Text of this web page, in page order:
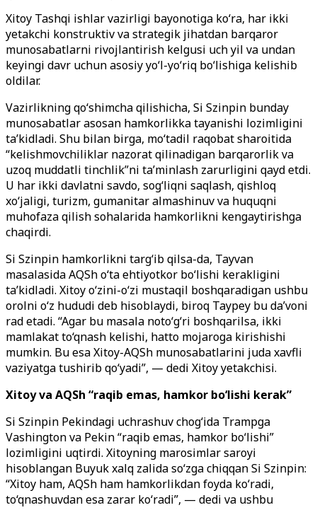
Xitoy Tashqi ishlar vazirligi bayonotiga ko‘ra, har ikki
yetakchi konstruktiv va strategik jihatdan barqaror
munosabatlarni rivojlantirish kelgusi uch yil va undan
keyingi davr uchun asosiy yo‘l-yo‘riq bo‘lishiga kelishib
oldilar.
Vazirlikning qo‘shimcha qilishicha, Si Szinpin bunday
munosabatlar asosan hamkorlikka tayanishi lozimligini
ta’kidladi. Shu bilan birga, mo‘tadil raqobat sharoitida
“kelishmovchiliklar nazorat qilinadigan barqarorlik va
uzoq muddatli tinchlik”ni ta’minlash zarurligini qayd etdi.
U har ikki davlatni savdo, sog‘liqni saqlash, qishloq
xo‘jaligi, turizm, gumanitar almashinuv va huquqni
muhofaza qilish sohalarida hamkorlikni kengaytirishga
chaqirdi.
Si Szinpin hamkorlikni targ‘ib qilsa-da, Tayvan
masalasida AQSh o‘ta ehtiyotkor bo‘lishi kerakligini
ta’kidladi. Xitoy o‘zini-o‘zi mustaqil boshqaradigan ushbu
orolni o‘z hududi deb hisoblaydi, biroq Taypey bu da’voni
rad etadi. “Agar bu masala noto‘g‘ri boshqarilsa, ikki
mamlakat to‘qnash kelishi, hatto mojaroga kirishishi
mumkin. Bu esa Xitoy-AQSh munosabatlarini juda xavfli
vaziyatga tushirib qo‘yadi”, — dedi Xitoy yetakchisi.
Xitoy va AQSh “raqib emas, hamkor bo‘lishi kerak”
Si Szinpin Pekindagi uchrashuv chog‘ida Trampga
Vashington va Pekin “raqib emas, hamkor bo‘lishi”
lozimligini uqtirdi. Xitoyning marosimlar saroyi
hisoblangan Buyuk xalq zalida so‘zga chiqqan Si Szinpin:
“Xitoy ham, AQSh ham hamkorlikdan foyda ko‘radi,
to‘qnashuvdan esa zarar ko‘radi”, — dedi va ushbu